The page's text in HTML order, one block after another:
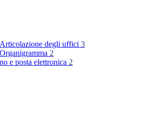
Articolazione degli uffici 3
Organigramma 2
e posta elettronica 2